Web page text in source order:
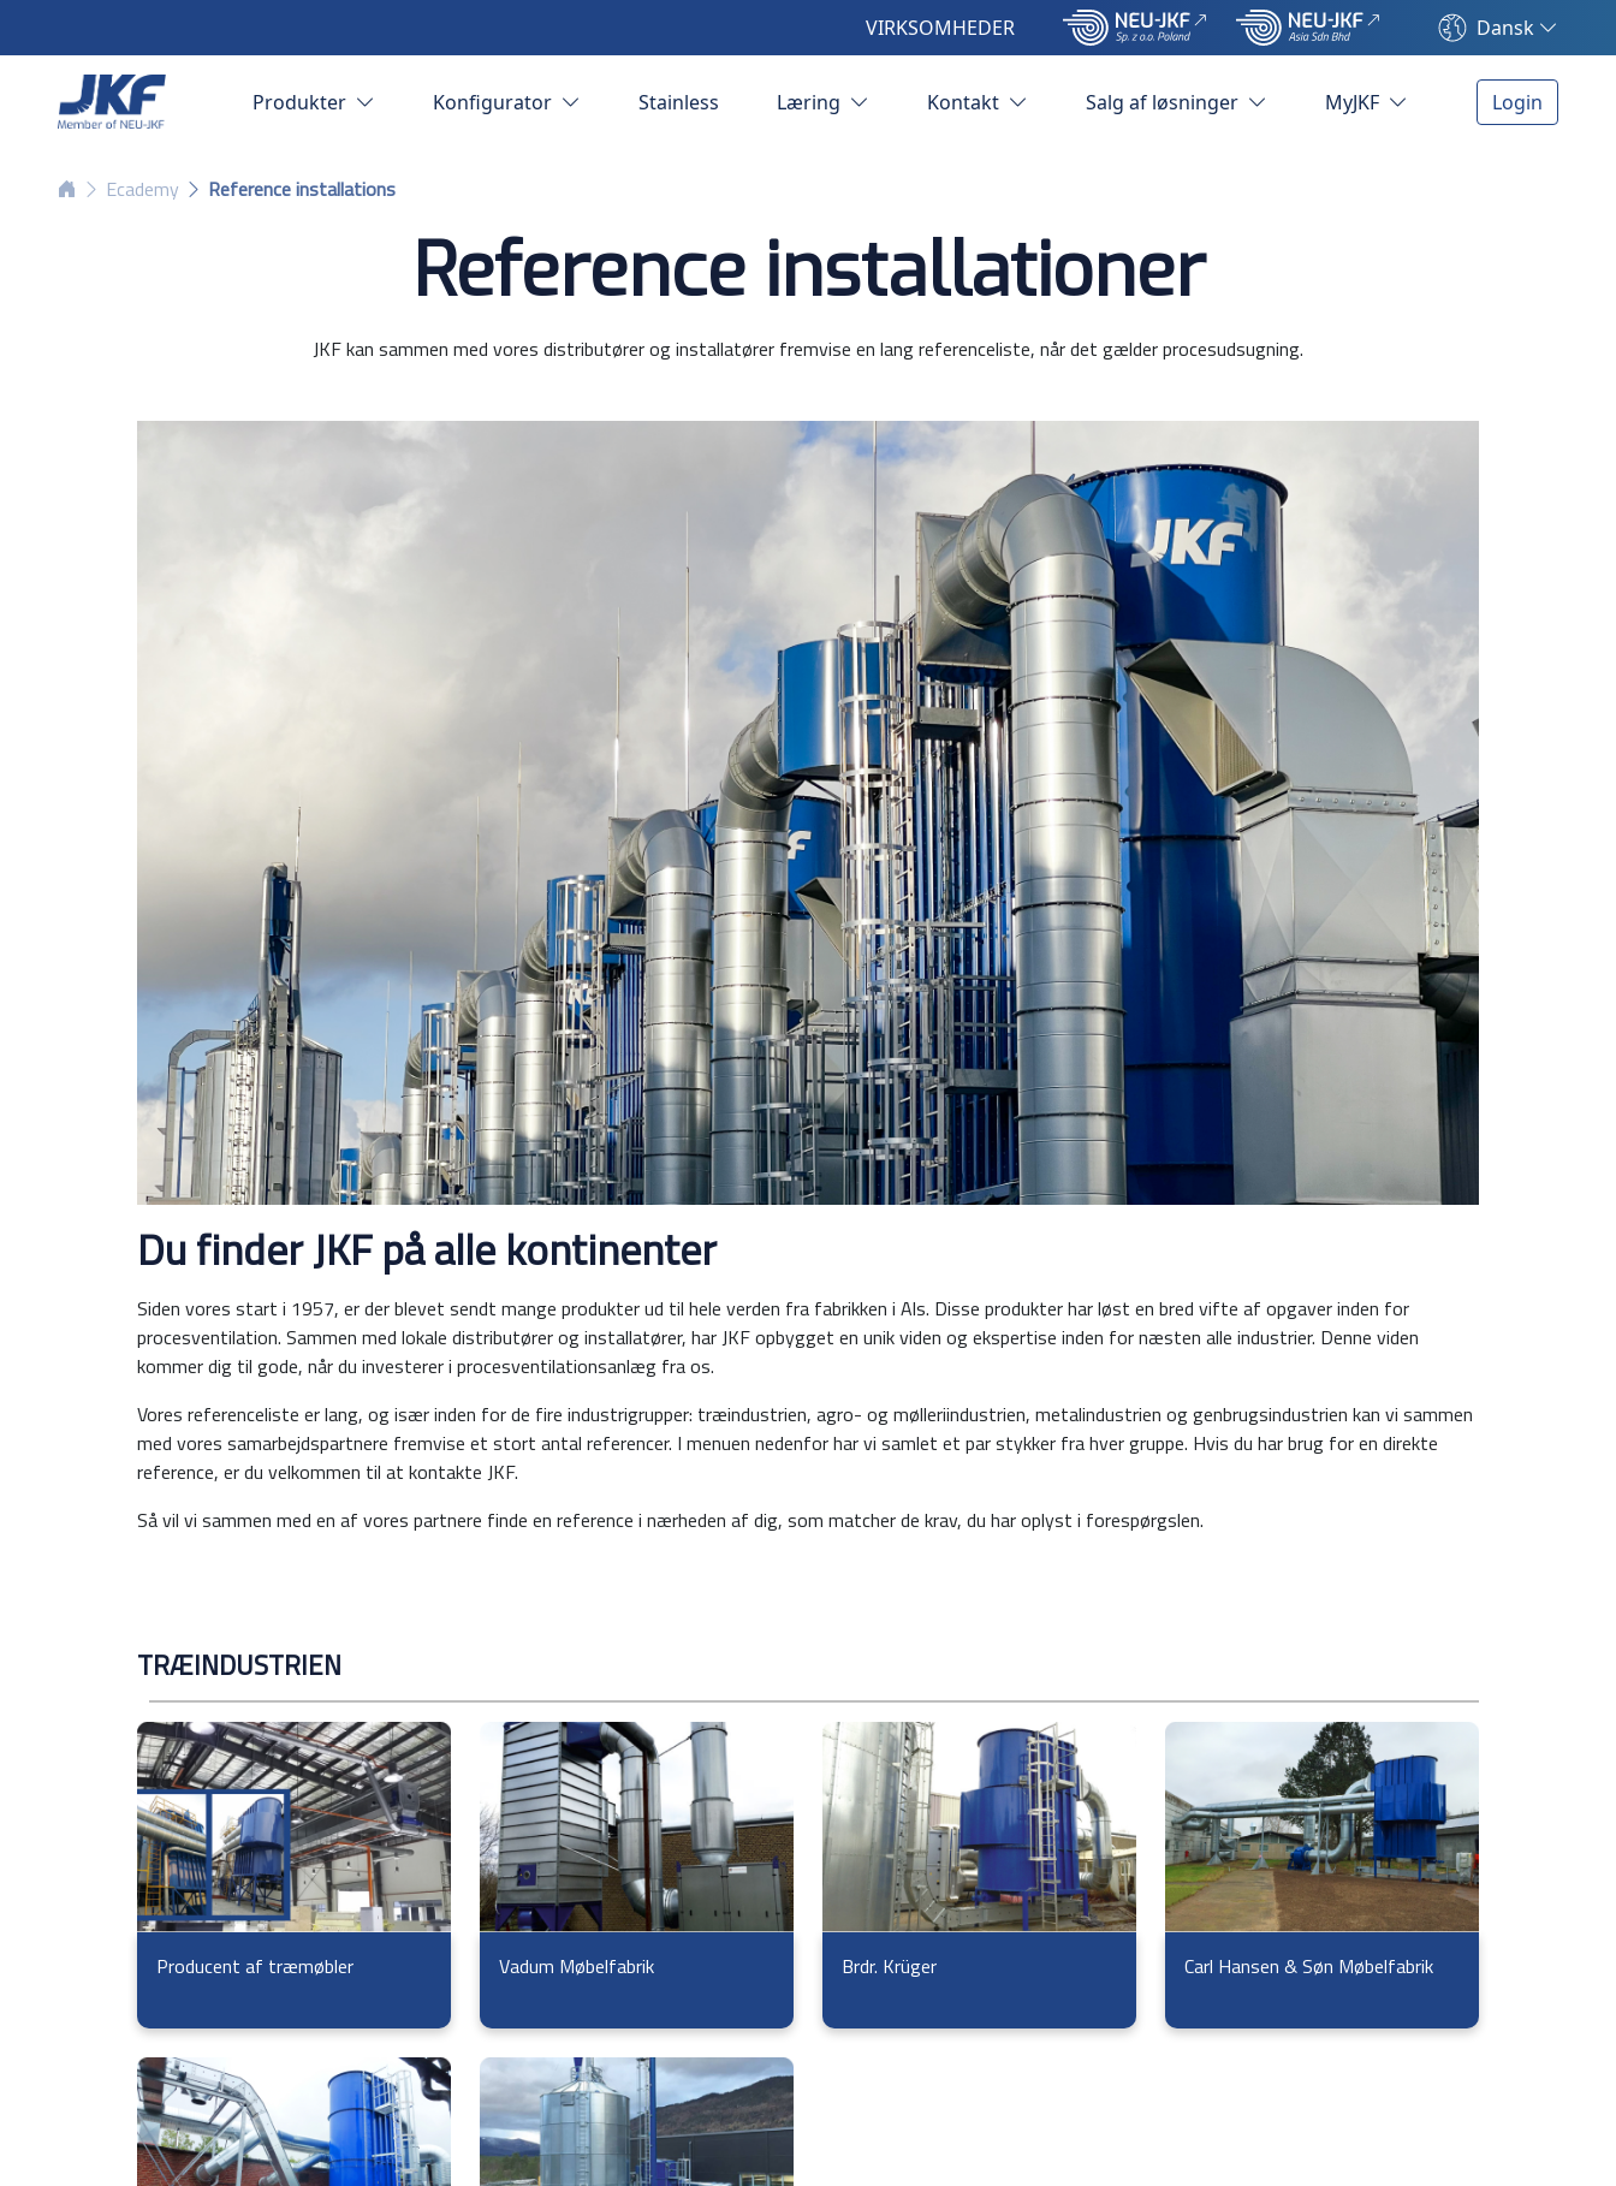
VIRKSOMHEDER Dansk
Produkter Konfigurator Stainless Læring Kontakt Salg af løsninger MyJKF Login
Ecademy Reference installations
Reference installationer
JKF kan sammen med vores distributører og installatører fremvise en lang referenceliste, når det gælder procesudsugning.
Du finder JKF på alle kontinenter
Siden vores start i 1957, er der blevet sendt mange produkter ud til hele verden fra fabrikken i Als. Disse produkter har løst en bred vifte af opgaver inden for
procesventilation. Sammen med lokale distributører og installatører, har JKF opbygget en unik viden og ekspertise inden for næsten alle industrier. Denne viden
kommer dig til gode, når du investerer i procesventilationsanlæg fra os.
Vores referenceliste er lang, og især inden for de fire industrigrupper: træindustrien, agro- og mølleriindustrien, metalindustrien og genbrugsindustrien kan vi sammen
med vores samarbejdspartnere fremvise et stort antal referencer. I menuen nedenfor har vi samlet et par stykker fra hver gruppe. Hvis du har brug for en direkte
reference, er du velkommen til at kontakte JKF.
Så vil vi sammen med en af vores partnere finde en reference i nærheden af dig, som matcher de krav, du har oplyst i forespørgslen.
TRÆINDUSTRIEN
Producent af træmøbler Vadum Møbelfabrik Brdr. Krüger Carl Hansen & Søn Møbelfabrik